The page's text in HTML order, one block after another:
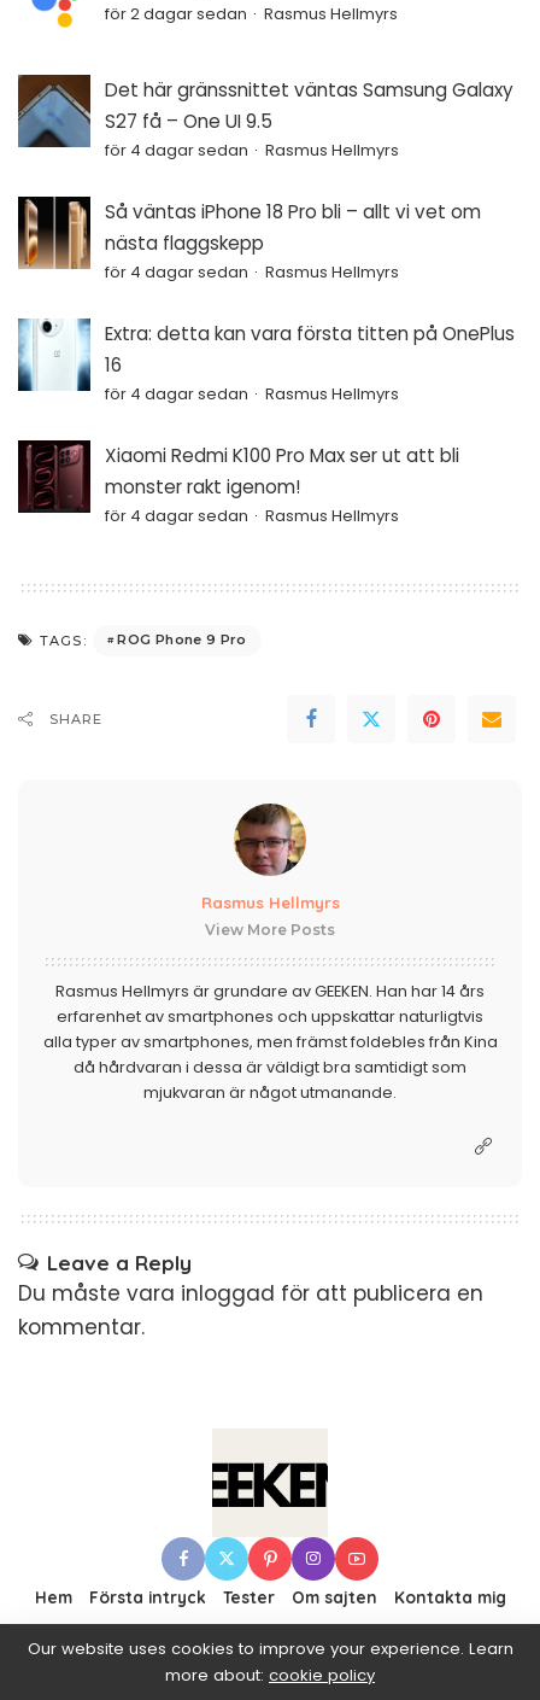
för 2 dagar sedan Rasmus Hellmyrs
Det här gränssnittet väntas Samsung Galaxy
S27 få – One UI 9.5
för 4 dagar sedan Rasmus Hellmyrs
Så väntas iPhone 18 Pro bli – allt vi vet om
nästa flaggskepp
för 4 dagar sedan Rasmus Hellmyrs
Extra: detta kan vara första titten på OnePlus
16
för 4 dagar sedan Rasmus Hellmyrs
Xiaomi Redmi K100 Pro Max ser ut att bli
monster rakt igenom!
för 4 dagar sedan Rasmus Hellmyrs
TAGS: ROG Phone 9 Pro
SHARE
Rasmus Hellmyrs
View More Posts
Rasmus Hellmyrs är grundare av GEEKEN. Han har 14 års
erfarenhet av smartphones och uppskattar naturligtvis
alla typer av smartphones, men främst foldebles från Kina
då hårdvaran i dessa är väldigt bra samtidigt som
mjukvaran är något utmanande.
Leave a Reply
Du måste vara inloggad för att publicera en
kommentar.
Hem Första intryck Tester Om sajten Kontakta mig
© 2016–2019 Pixwell made with Love, powered by
Our website uses cookies to improve your experience. Learn
more about: cookie policy